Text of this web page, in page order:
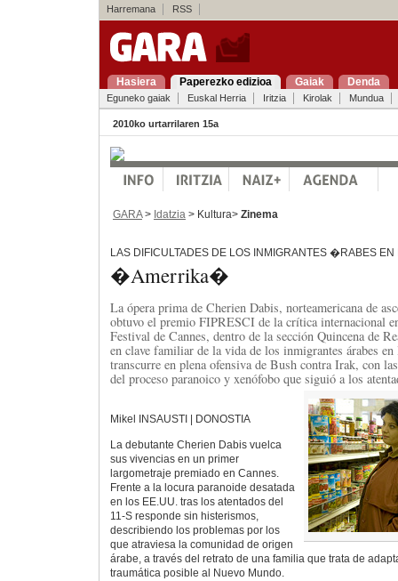
Harremana RSS
Hasiera Paperezko edizioa Gaiak Denda
Eguneko gaiak Euskal Herria Iritzia Kirolak Mundua
2010ko urtarrilaren 15a
GARA> Idatzia > Kultura> Zinema
LAS DIFICULTADES DE LOS INMIGRANTES �RABES EN
�Amerrika�
La ópera prima de Cherien Dabis, norteamericana de
obtuvo el premio FIPRESCI de la crítica internacional
Festival de Cannes, dentro de la sección Quincena de
en clave familiar de la vida de los inmigrantes árabes
transcurre en plena ofensiva de Bush contra Irak, con
del proceso paranoico y xenófobo que siguió a los
Mikel INSAUSTI | DONOSTIA
La debutante Cherien Dabis vuelca
sus vivencias en un primer
largometraje premiado en Cannes.
Frente a la locura paranoide desatada
en los EE.UU. tras los atentados del
11-S responde sin histerismos,
describiendo los problemas por los
que atraviesa la comunidad de origen
árabe, a través del retrato de una familia que trata de
traumática posible al Nuevo Mundo.